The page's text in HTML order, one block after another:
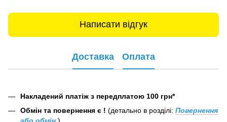
Написати відгук
Доставка Оплата
Накладений платіж з передплатою 100 грн*
Обмін та повернення є ! (детально в розділі: Повернення